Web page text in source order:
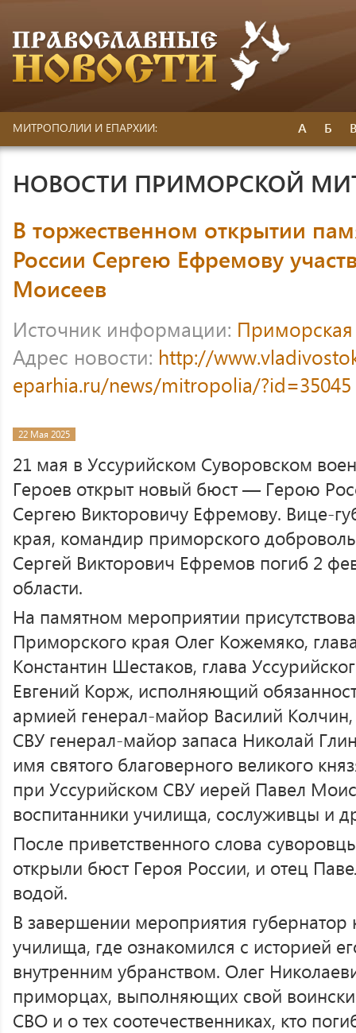
МИТРОПОЛИИ И ЕПАРХИИ: А Б
НОВОСТИ ПРИМОРСКОЙ
В торжественном открытии
России Сергею Ефремову
Моисеев
Источник информации:
Адрес новости: http://
eparhia.ru/news/mitropolia/?id=35045
22 Мая 2025
21 мая в Уссурийском Суворовском
Героев открыт новый бюст — Герою
Сергею Викторовичу Ефремову. Вице-
края, командир приморского
Сергей Викторович Ефремов погиб 2
области.
На памятном мероприятии
Приморского края Олег Кожемяко,
Константин Шестаков, глава
Евгений Корж, исполняющий
армией генерал-майор Василий Колчин,
СВУ генерал-майор запаса Николай
имя святого благоверного великого
при Уссурийском СВУ иерей Павел
воспитанники училища, сослуживцы и
После приветственного слова
открыли бюст Героя России, и отец
водой.
В завершении мероприятия губернатор
училища, где ознакомился с историей
внутренним убранством. Олег
приморцах, выполняющих свой
СВО и о тех соотечественниках, кто